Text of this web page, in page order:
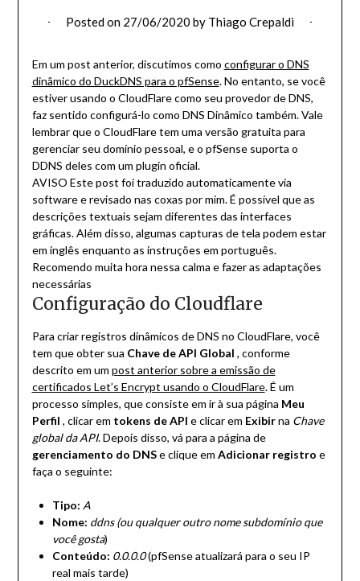
Posted on 27/06/2020 by Thiago Crepaldi
Em um post anterior, discutimos como configurar o DNS
dinâmico do DuckDNS para o pfSense. No entanto, se você
estiver usando o CloudFlare como seu provedor de DNS,
faz sentido configurá-lo como DNS Dinâmico também. Vale
lembrar que o CloudFlare tem uma versão gratuita para
gerenciar seu domínio pessoal, e o pfSense suporta o
DDNS deles com um plugin oficial.
AVISO Este post foi traduzido automaticamente via
software e revisado nas coxas por mim. É possível que as
descrições textuais sejam diferentes das interfaces
gráficas. Além disso, algumas capturas de tela podem estar
em inglês enquanto as instruções em português.
Recomendo muita hora nessa calma e fazer as adaptações
necessárias
Configuração do Cloudflare
Para criar registros dinâmicos de DNS no CloudFlare, você
tem que obter sua Chave de API Global , conforme
descrito em um post anterior sobre a emissão de
certificados Let’s Encrypt usando o CloudFlare. É um
processo simples, que consiste em ir à sua página Meu
Perfil , clicar em tokens de API e clicar em Exibirna Chave
global da API. Depois disso, vá para a página de
gerenciamento do DNSe clique em Adicionar registro e
faça o seguinte:
Tipo: A
Nome: ddns (ou qualquer outro nome subdomínio que
você gosta)
Conteúdo: 0.0.0.0(pfSense atualizará para o seu IP
real mais tarde)